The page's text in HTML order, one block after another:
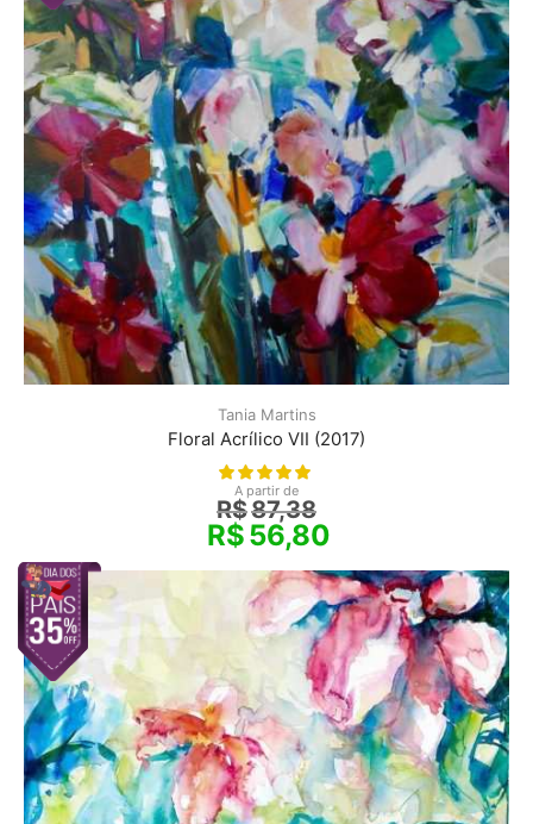
Tania Martins
Floral Acrílico VII (2017)
A partir de
R$87,38
R$56,80